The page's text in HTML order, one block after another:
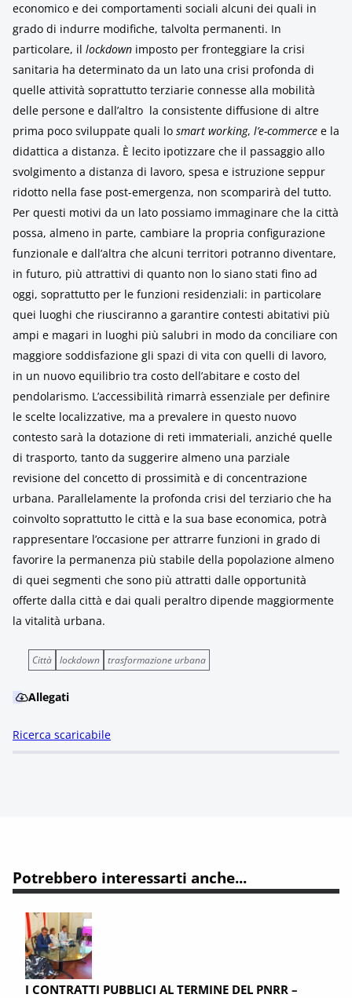
economico e dei comportamenti sociali alcuni dei quali in
grado di indurre modifiche, talvolta permanenti. In
particolare, il lockdown imposto per fronteggiare la crisi
sanitaria ha determinato da un lato una crisi profonda di
quelle attività soprattutto terziarie connesse alla mobilità
delle persone e dall’altro la consistente diffusione di altre
prima poco sviluppate quali lo smart working, l’e-commerce e la
didattica a distanza. È lecito ipotizzare che il passaggio allo
svolgimento a distanza di lavoro, spesa e istruzione seppur
ridotto nella fase post-emergenza, non scomparirà del tutto.
Per questi motivi da un lato possiamo immaginare che la città
possa, almeno in parte, cambiare la propria configurazione
funzionale e dall’altra che alcuni territori potranno diventare,
in futuro, più attrattivi di quanto non lo siano stati fino ad
oggi, soprattutto per le funzioni residenziali: in particolare
quei luoghi che riusciranno a garantire contesti abitativi più
ampi e magari in luoghi più salubri in modo da conciliare con
maggiore soddisfazione gli spazi di vita con quelli di lavoro,
in un nuovo equilibrio tra costo dell’abitare e costo del
pendolarismo. L’accessibilità rimarrà essenziale per definire
le scelte localizzative, ma a prevalere in questo nuovo
contesto sarà la dotazione di reti immateriali, anziché quelle
di trasporto, tanto da suggerire almeno una parziale
revisione del concetto di prossimità e di concentrazione
urbana. Parallelamente la profonda crisi del terziario che ha
coinvolto soprattutto le città e la sua base economica, potrà
rappresentare l’occasione per attrarre funzioni in grado di
favorire la permanenza più stabile della popolazione almeno
di quei segmenti che sono più attratti dalle opportunità
offerte dalla città e dai quali peraltro dipende maggiormente
la vitalità urbana.
Città lockdown trasformazione urbana
Allegati
Ricerca scaricabile
Potrebbero interessarti anche...
I CONTRATTI PUBBLICI AL TERMINE DEL PNRR –